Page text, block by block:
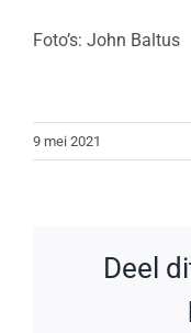
Foto’s: John Baltus
9 mei 2021
Deel